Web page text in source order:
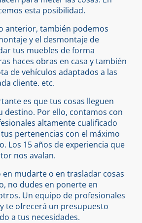
esta posibilidad.
anterior, también podemos
y el desmontaje de
tus muebles de forma
haces obras en casa y también
de vehículos adaptados a las
cliente. etc.
es que tus cosas lleguen
destino. Por ello, contamos con
altamente cualificado
pertenencias con el máximo
Los 15 años de experiencia que
nos avalan.
en mudarte o en trasladar cosas
no dudes en ponerte en
Un equipo de profesionales
te ofrecerá un presupuesto
a tus necesidades.